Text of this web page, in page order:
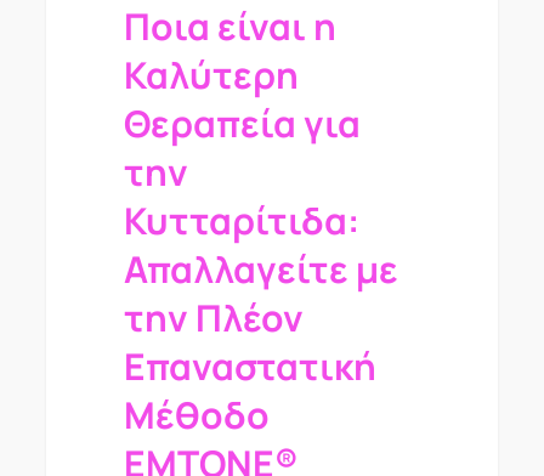
Ποια είναι η
Καλύτερη
Θεραπεία για
την
Κυτταρίτιδα:
Απαλλαγείτε με
την Πλέον
Επαναστατική
Μέθοδο
EMTONE®